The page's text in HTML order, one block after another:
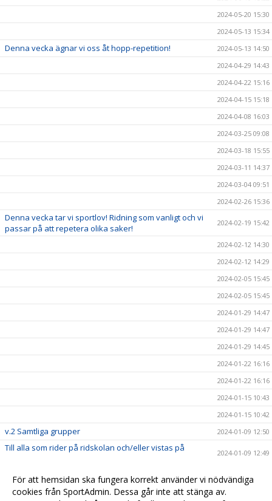
2024-05-20 15:30
2024-05-13 15:34
Denna vecka ägnar vi oss åt hopp-repetition!
2024-05-13 14:50
2024-04-29 14:43
2024-04-22 15:16
2024-04-15 15:18
2024-04-08 16:03
2024-03-25 09:08
2024-03-18 15:55
2024-03-11 14:37
2024-03-04 09:51
2024-02-26 15:36
Denna vecka tar vi sportlov! Ridning som vanligt och vi
passar på att repetera olika saker!
2024-02-19 15:42
2024-02-12 14:30
2024-02-12 14:29
2024-02-05 15:45
2024-02-05 15:45
2024-01-29 14:47
2024-01-29 14:47
2024-01-29 14:45
2024-01-22 16:16
2024-01-22 16:16
2024-01-15 10:43
2024-01-15 10:42
v.2 Samtliga grupper 2024-01-09 12:50
Till alla som rider på ridskolan och/eller vistas på
2024-01-09 12:49
Här hittar du allt teorimaterial från förra terminen!
2024-01-09 12:45
2023-11-20 04:52
För att hemsidan ska fungera korrekt använder vi nödvändiga
cookies från SportAdmin. Dessa går inte att stänga av.